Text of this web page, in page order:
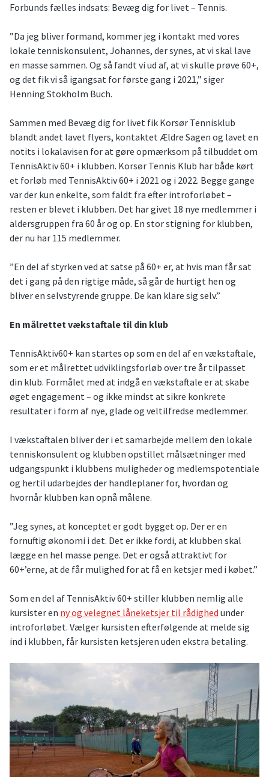
Forbunds fælles indsats: Bevæg dig for livet – Tennis.
”Da jeg bliver formand, kommer jeg i kontakt med vores
lokale tenniskonsulent, Johannes, der synes, at vi skal lave
en masse sammen. Og så fandt vi ud af, at vi skulle prøve 60+,
og det fik vi så igangsat for første gang i 2021,” siger
Henning Stokholm Buch.
Sammen med Bevæg dig for livet fik Korsør Tennisklub
blandt andet lavet flyers, kontaktet Ældre Sagen og lavet en
notits i lokalavisen for at gøre opmærksom på tilbuddet om
TennisAktiv 60+ i klubben. Korsør Tennis Klub har både kørt
et forløb med TennisAktiv 60+ i 2021 og i 2022. Begge gange
var der kun enkelte, som faldt fra efter introforløbet –
resten er blevet i klubben. Det har givet 18 nye medlemmer i
aldersgruppen fra 60 år og op. En stor stigning for klubben,
der nu har 115 medlemmer.
”En del af styrken ved at satse på 60+ er, at hvis man får sat
det i gang på den rigtige måde, så går de hurtigt hen og
bliver en selvstyrende gruppe. De kan klare sig selv.”
En målrettet vækstaftale til din klub
TennisAktiv60+ kan startes op som en del af en vækstaftale,
som er et målrettet udviklingsforløb over tre år tilpasset
din klub. Formålet med at indgå en vækstaftale er at skabe
øget engagement – og ikke mindst at sikre konkrete
resultater i form af nye, glade og veltilfredse medlemmer.
I vækstaftalen bliver der i et samarbejde mellem den lokale
tenniskonsulent og klubben opstillet målsætninger med
udgangspunkt i klubbens muligheder og medlemspotentiale
og hertil udarbejdes der handleplaner for, hvordan og
hvornår klubben kan opnå målene.
”Jeg synes, at konceptet er godt bygget op. Der er en
fornuftig økonomi i det. Det er ikke fordi, at klubben skal
lægge en hel masse penge. Det er også attraktivt for
60+’erne, at de får mulighed for at få en ketsjer med i købet.”
Som en del af TennisAktiv 60+ stiller klubben nemlig alle
kursister en ny og velegnet låneketsjer til rådighed under
introforløbet. Vælger kursisten efterfølgende at melde sig
ind i klubben, får kursisten ketsjeren uden ekstra betaling.